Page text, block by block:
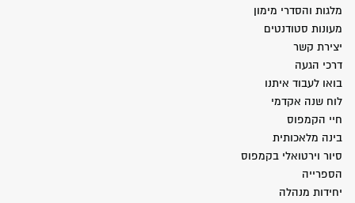
מלגות והסדרי מימון
מעונות סטודנטים
יצירת קשר
דרכי הגעה
בואו לעבוד איתנו
לוח שנה אקדמי
חיי הקמפוס
בינה מלאכותית
סיור וירטואלי בקמפוס
הספרייה
יחידות מנהלה